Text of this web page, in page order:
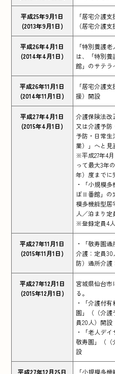
平成25年9月1日
(2013年9月1日)
「居宅介護
（居宅介護
平成26年4月1日
(2014年4月1日)
「特別養護
は、「特別
館」のサテラ
平成26年11月1日
(2014年11月1日)
「居宅介護
援）開設
平成27年4月1日
(2015年4月1日)
介護保険法改
又は介護予防
予防・日常生
業）」へと見
※平成27年4
って最大3年
年）度までに
・「小規模
ぼⅡ番館」の
模多機能型居
人／泊まり定
※登録定員4
平成27年11月1日
(2015年11月1日)
・「敬寿園
介護：定員
防）通所介護
平成27年12月1日
(2015年12月1日)
宮城県仙台市
る。
・「介護付
園」（（介護
員20人）開設
・「老人デ
敬寿園」（（
設
平成27年12月25日 「小規模多